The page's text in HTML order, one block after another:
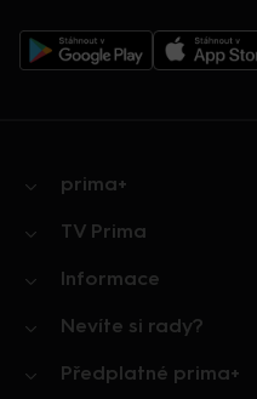
prima+
TV Prima
Informace
Nevíte si rady?
Předplatné prima+